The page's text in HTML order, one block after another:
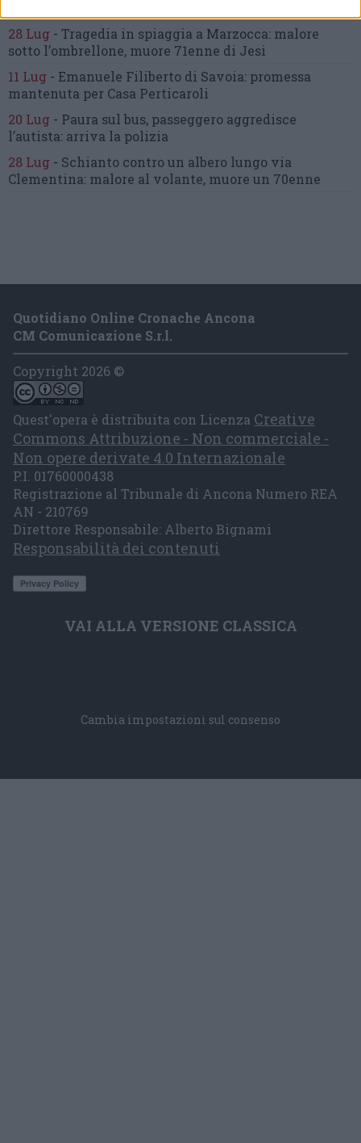
28 Lug - Tragedia in spiaggia a Marzocca: malore
sotto l’ombrellone, muore 71enne di Jesi
11 Lug - Emanuele Filiberto di Savoia: promessa
mantenuta per Casa Perticaroli
20 Lug - Paura sul bus, passeggero aggredisce
l’autista: arriva la polizia
28 Lug - Schianto contro un albero lungo via
Clementina: malore al volante, muore un 70enne
Quotidiano Online Cronache Ancona
CM Comunicazione S.r.l.
Copyright 2026 ©
Quest'opera è distribuita con Licenza Creative
Commons Attribuzione - Non commerciale -
Non opere derivate 4.0 Internazionale
P.I. 01760000438
Registrazione al Tribunale di Ancona Numero REA
AN - 210769
Direttore Responsabile: Alberto Bignami
Responsabilità dei contenuti
VAI ALLA VERSIONE CLASSICA
Cambia impostazioni sul consenso